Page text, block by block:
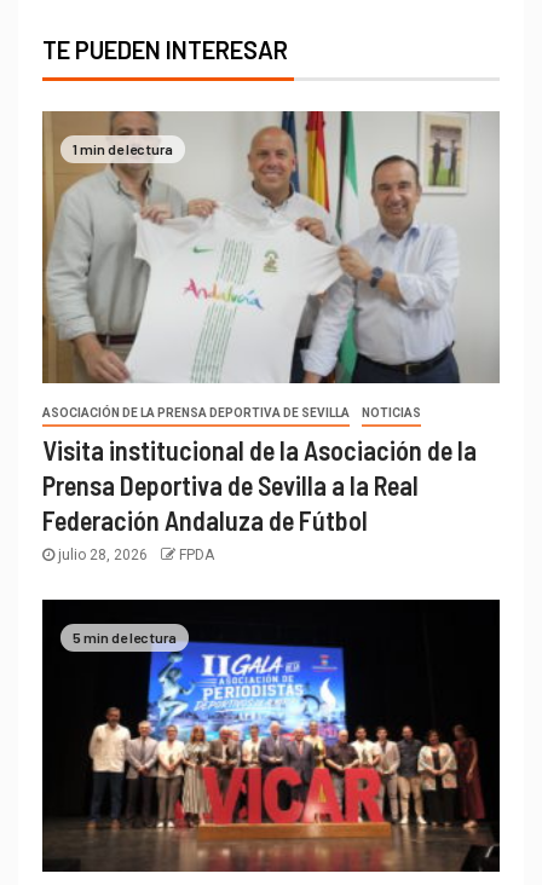
TE PUEDEN INTERESAR
1 min de lectura
ASOCIACIÓN DE LA PRENSA DEPORTIVA DE SEVILLA NOTICIAS
Visita institucional de la Asociación de la
Prensa Deportiva de Sevilla a la Real
Federación Andaluza de Fútbol
julio 28, 2026 FPDA
5 min de lectura